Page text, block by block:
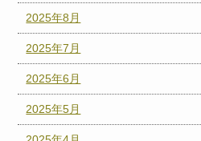
2025年8月
2025年7月
2025年6月
2025年5月